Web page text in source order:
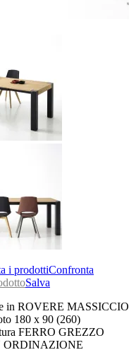
Confronta
Salva
in ROVERE MASSICCIO
180 x 90 (260)
FERRO GREZZO
ORDINAZIONE